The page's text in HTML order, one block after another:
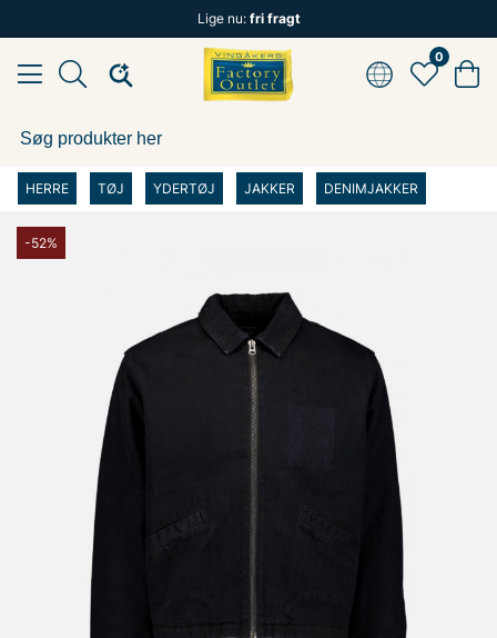
Lige nu: fri fragt
0
HERRE TØJ YDERTØJ JAKKER DENIMJAKKER
-52%